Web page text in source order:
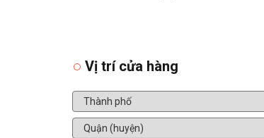
Vị trí cửa hàng